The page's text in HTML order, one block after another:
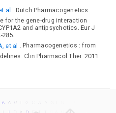
al.
Dutch Pharmacogenetics
for the gene-drug interaction
and antipsychotics. Eur J
285.
et al . Pharmacogenetics : from
Clin Pharmacol Ther. 2011